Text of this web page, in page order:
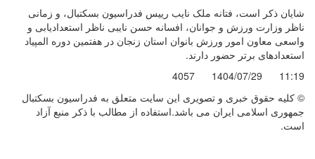
شایان ذکر است، فتانه ملک نایب رییس فدراسیون بسکتبال، و زمانی
ناظر وزارت ورزش و جوانان، افسانه حسن نایبی ناظر استعدادیابی و
واسعی معاون امور ورزش بانوان استان زنجان در هفتمین دوره المپیاد
استعدادهای برتر حضور دارند.
11:19
1404/07/29
4057
© کليه حقوق خبری و تصويری اين سايت متعلق به فدراسیون بسکتبال
جمهوری اسلامی ایران می باشد.استفاده از مطالب با ذكر منبع آزاد
است.